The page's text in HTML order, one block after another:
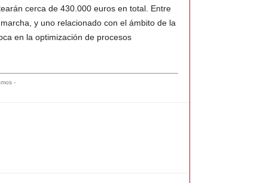
cerca de 430.000 euros en total. Entre
y uno relacionado con el ámbito de la
en la optimización de procesos
-